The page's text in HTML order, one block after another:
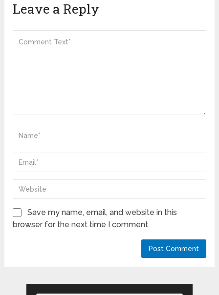
Leave a Reply
Save my name, email, and website in this
browser for the next time I comment.